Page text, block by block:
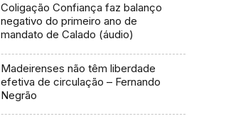
Coligação Confiança faz balanço
negativo do primeiro ano de
mandato de Calado (áudio)
Madeirenses não têm liberdade
efetiva de circulação – Fernando
Negrão